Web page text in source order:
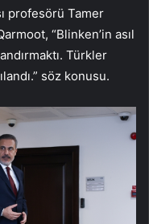
profesörü Tamer
“Blinken’in asıl
Türkler
söz konusu.